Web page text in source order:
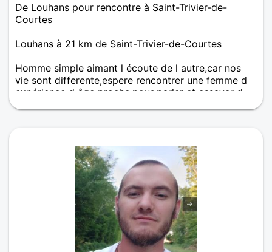
De Louhans pour rencontre à Saint-Trivier-de-
Courtes
Louhans à 21 km de Saint-Trivier-de-Courtes
Homme simple aimant l écoute de l autre,car nos
vie sont differente,espere rencontrer une femme d
expérience d âge proche,pour parler et essayer d